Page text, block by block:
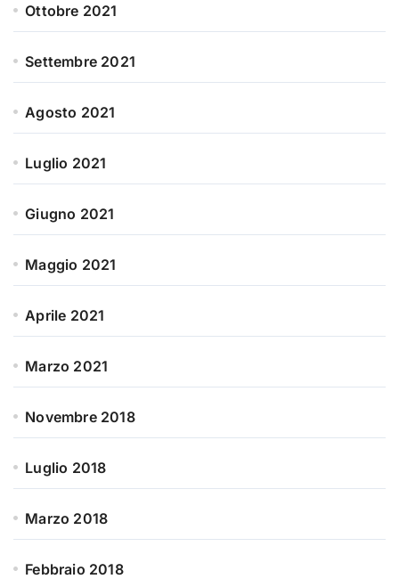
Ottobre 2021
Settembre 2021
Agosto 2021
Luglio 2021
Giugno 2021
Maggio 2021
Aprile 2021
Marzo 2021
Novembre 2018
Luglio 2018
Marzo 2018
Febbraio 2018